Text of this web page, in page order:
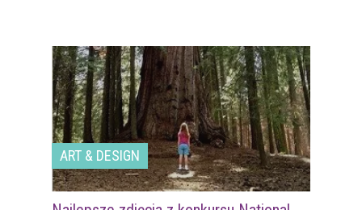
ART & DESIGN